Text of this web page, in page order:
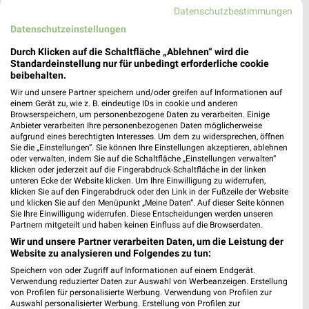
4 km
Gültig bis Sa. 15.08. Gültig bis Mi. 30.09.
OBI
2,5 km
August 2026
Sonderpreis Baumarkt
13,5 km
Unsere Wochen-Knaller!
Datenschutzbestimmungen
Datenschutzeinstellungen
Durch Klicken auf die Schaltfläche „Ablehnen“ wird die
Standardeinstellung nur für unbedingt erforderliche cookie
beibehalten.
Wir und unsere Partner speichern und/oder greifen auf Informationen auf
einem Gerät zu, wie z. B. eindeutige IDs in cookie und anderen
Browserspeichern, um personenbezogene Daten zu verarbeiten. Einige
Anbieter verarbeiten Ihre personenbezogenen Daten möglicherweise
aufgrund eines berechtigten Interesses. Um dem zu widersprechen, öffnen
Sie die „Einstellungen“. Sie können Ihre Einstellungen akzeptieren, ablehnen
oder verwalten, indem Sie auf die Schaltfläche „Einstellungen verwalten“
klicken oder jederzeit auf die Fingerabdruck-Schaltfläche in der linken
unteren Ecke der Website klicken. Um Ihre Einwilligung zu widerrufen,
klicken Sie auf den Fingerabdruck oder den Link in der Fußzeile der Website
und klicken Sie auf den Menüpunkt „Meine Daten“. Auf dieser Seite können
Sie Ihre Einwilligung widerrufen. Diese Entscheidungen werden unseren
Partnern mitgeteilt und haben keinen Einfluss auf die Browserdaten.
Wir und unsere Partner verarbeiten Daten, um die Leistung der
Website zu analysieren und Folgendes zu tun:
Speichern von oder Zugriff auf Informationen auf einem Endgerät.
Verwendung reduzierter Daten zur Auswahl von Werbeanzeigen. Erstellung
von Profilen für personalisierte Werbung. Verwendung von Profilen zur
Auswahl personalisierter Werbung. Erstellung von Profilen zur